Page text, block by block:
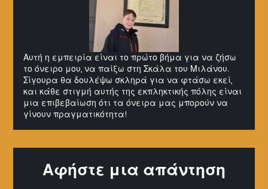
Αυτή η εμπειρία είναι το πρώτο βήμα για να ζήσω
το όνειρο μου, να παίξω στη Σκάλα του Μιλάνου.
Σίγουρα θα δουλέψω σκληρά για να φτάσω εκεί,
και κάθε στιγμή αυτής της εκπληκτικής πόλης είναι
μια επιβεβαίωση ότι τα όνειρα μας μπορούν να
γίνουν πραγματικότητα!
Αφήστε μια απάντηση